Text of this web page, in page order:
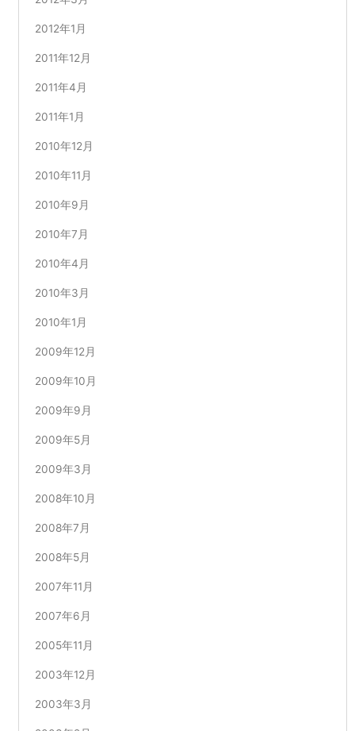
2012年1月
2011年12月
2011年4月
2011年1月
2010年12月
2010年11月
2010年9月
2010年7月
2010年4月
2010年3月
2010年1月
2009年12月
2009年10月
2009年9月
2009年5月
2009年3月
2008年10月
2008年7月
2008年5月
2007年11月
2007年6月
2005年11月
2003年12月
2003年3月